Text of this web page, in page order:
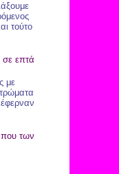
τούτο
σε επτά
με
των